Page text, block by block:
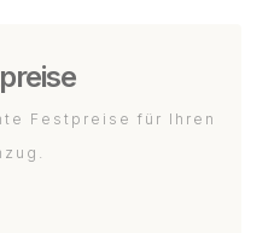
Festpreise für Ihren